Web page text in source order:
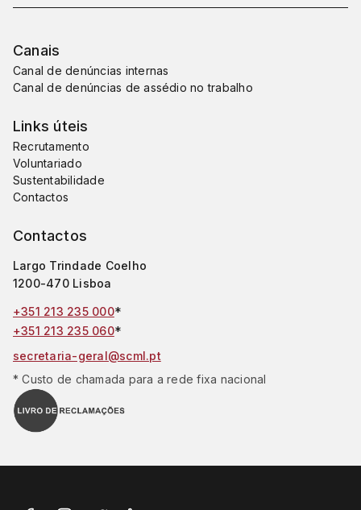
Canais
Canal de denúncias internas
Canal de denúncias de assédio no trabalho
Links úteis
Recrutamento
Voluntariado
Sustentabilidade
Contactos
Contactos
Largo Trindade Coelho
1200-470 Lisboa
+351 213 235 000*
+351 213 235 060*
secretaria-geral@scml.pt
* Custo de chamada para a rede fixa nacional